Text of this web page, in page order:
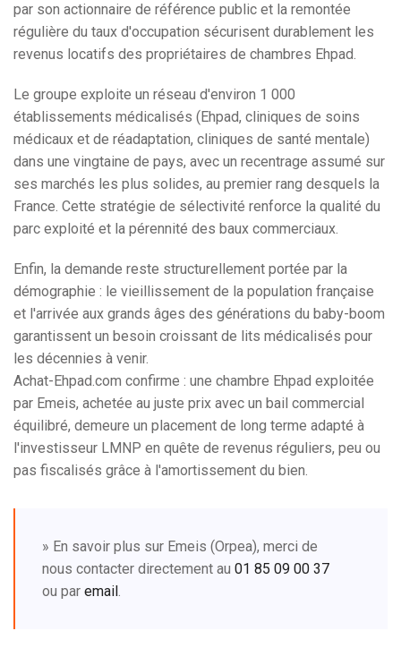
par son actionnaire de référence public et la remontée
régulière du taux d'occupation sécurisent durablement les
revenus locatifs des propriétaires de chambres Ehpad.
Le groupe exploite un réseau d'environ 1 000
établissements médicalisés (Ehpad, cliniques de soins
médicaux et de réadaptation, cliniques de santé mentale)
dans une vingtaine de pays, avec un recentrage assumé sur
ses marchés les plus solides, au premier rang desquels la
France. Cette stratégie de sélectivité renforce la qualité du
parc exploité et la pérennité des baux commerciaux.
Enfin, la demande reste structurellement portée par la
démographie : le vieillissement de la population française
et l'arrivée aux grands âges des générations du baby-boom
garantissent un besoin croissant de lits médicalisés pour
les décennies à venir.
Achat-Ehpad.com confirme : une chambre Ehpad exploitée
par Emeis, achetée au juste prix avec un bail commercial
équilibré, demeure un placement de long terme adapté à
l'investisseur LMNP en quête de revenus réguliers, peu ou
pas fiscalisés grâce à l'amortissement du bien.
» En savoir plus sur Emeis (Orpea), merci de
nous contacter directement au 01 85 09 00 37
ou par email .